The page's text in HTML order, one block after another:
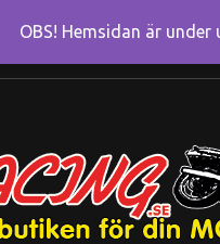
OBS! Hemsidan är